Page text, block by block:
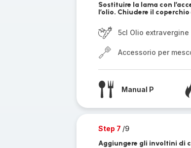
Sostituire la lama con
l’olio. Chiudere il coperchio
5cl Olio extravergine
Accessorio per
Manual P
Step 7 /9
Aggiungere gli involtini di